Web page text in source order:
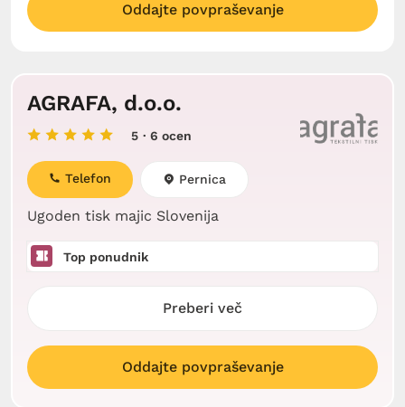
Oddajte povpraševanje
AGRAFA, d.o.o.
5 · 6 ocen
Ugoden tisk majic Slovenija
Telefon Pernica
Top ponudnik
Preberi več
Oddajte povpraševanje